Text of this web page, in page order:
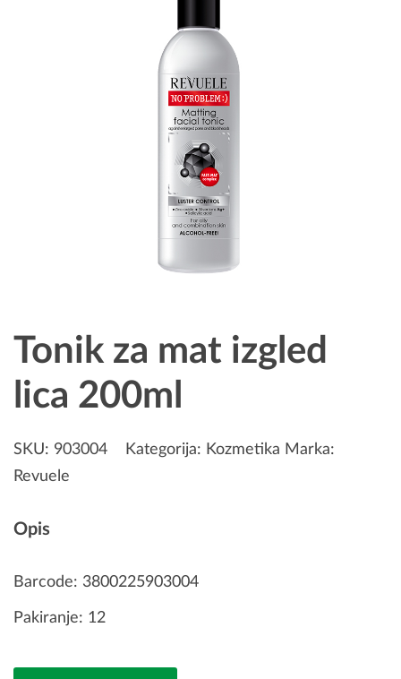
Tonik za mat izgled
lica 200ml
SKU: 903004 Kategorija: Kozmetika Marka:
Revuele
Opis
Barcode: 3800225903004
Pakiranje: 12